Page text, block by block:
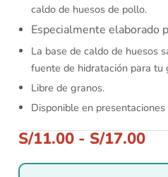
caldo de huesos de pollo.
Especialmente elaborado
La base de caldo de huesos
fuente de hidratación para tu
Libre de granos.
Disponible en
S/11.00 - S/17.00